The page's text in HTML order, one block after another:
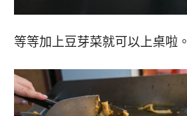
等等加上豆芽菜就可以上桌啦。